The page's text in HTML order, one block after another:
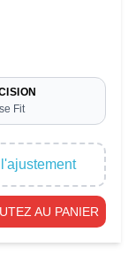
Fit
AU PANIER